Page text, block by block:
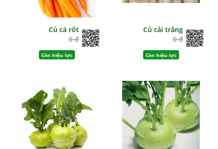
Củ cà rốt
0 đ
Còn hiệu lực
Củ cải trắng
0 đ
Còn hiệu lực